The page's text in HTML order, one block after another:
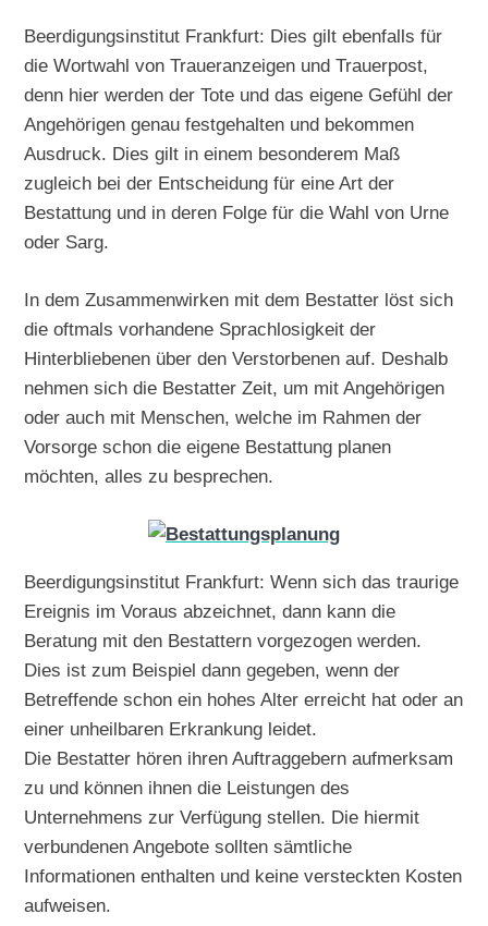
Beerdigungsinstitut Frankfurt: Dies gilt ebenfalls für
die Wortwahl von Traueranzeigen und Trauerpost,
denn hier werden der Tote und das eigene Gefühl der
Angehörigen genau festgehalten und bekommen
Ausdruck. Dies gilt in einem besonderem Maß
zugleich bei der Entscheidung für eine Art der
Bestattung und in deren Folge für die Wahl von Urne
oder Sarg.
In dem Zusammenwirken mit dem Bestatter löst sich
die oftmals vorhandene Sprachlosigkeit der
Hinterbliebenen über den Verstorbenen auf. Deshalb
nehmen sich die Bestatter Zeit, um mit Angehörigen
oder auch mit Menschen, welche im Rahmen der
Vorsorge schon die eigene Bestattung planen
möchten, alles zu besprechen.
Beerdigungsinstitut Frankfurt: Wenn sich das traurige
Ereignis im Voraus abzeichnet, dann kann die
Beratung mit den Bestattern vorgezogen werden.
Dies ist zum Beispiel dann gegeben, wenn der
Betreffende schon ein hohes Alter erreicht hat oder an
einer unheilbaren Erkrankung leidet.
Die Bestatter hören ihren Auftraggebern aufmerksam
zu und können ihnen die Leistungen des
Unternehmens zur Verfügung stellen. Die hiermit
verbundenen Angebote sollten sämtliche
Informationen enthalten und keine versteckten Kosten
aufweisen.